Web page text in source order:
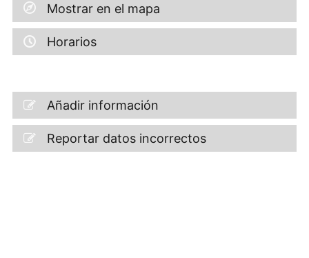
Mostrar en el mapa
Horarios
Añadir información
Reportar datos incorrectos